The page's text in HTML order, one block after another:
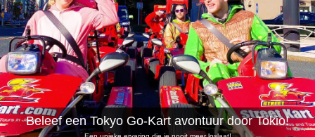
Tokio Shibuya Annex Tokio Baai
Tokio Asakusa Osaka
Okinawa
Beleef een Tokyo Go-Kart avontuur door Tokio!